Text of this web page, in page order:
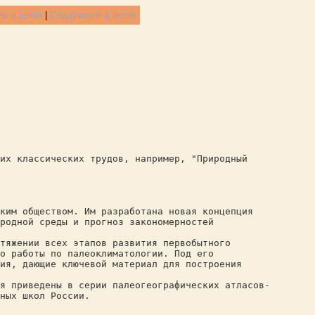
в ветке| Следующее в ветке
классических трудов, например, "Природный
обществом. Им разработана новая концепция
среды и прогноз закономерностей
всех этапов развития первобытного
работы по палеоклиматологии. Под его
дающие ключевой материал для построения
в серии палеогеографических атласов-
школ России.